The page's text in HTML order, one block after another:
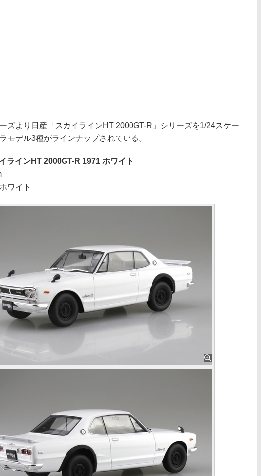
ズより日産「スカイラインHT 2000GT-R」シリーズを1/24スケー
モデル3種がラインナップされている。
ラインHT 2000GT-R 1971 ホワイト
ワイト